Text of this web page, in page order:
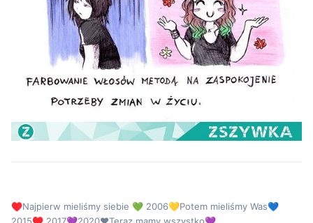
♥️Najpierw mieliśmy siebie 💚 2006💛Potem mieliśmy Was💙